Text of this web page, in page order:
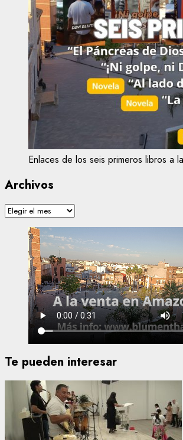
Enlaces de los seis primeros libros a
Archivos
Archivos
Te pueden interesar